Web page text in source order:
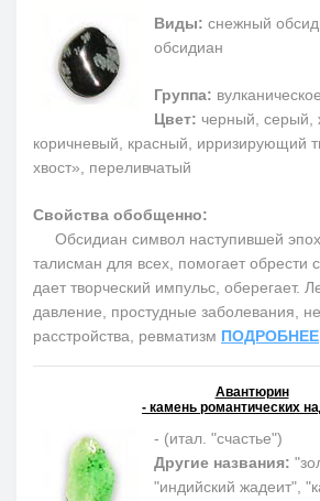
Виды: снежный
обсидиан
Группа:
Цвет: черный, серый,
коричневый, красный, ирризирующий
хвост», переливчатый
Свойства обобщенно:
Обсидиан символ наступившей
талисман для всех, помогает обрести
дает творческий импульс, оберегает.
давление, простудные заболевания,
расстройства, ревматизм ПОДРОБНЕЕ
Авантюрин
- камень романтических
- (итал. "счастье")
Другие названия:
"индийский жадеит",